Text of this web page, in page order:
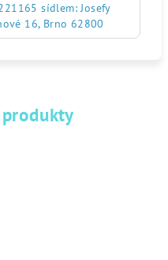
sídlem: Josefy
16, Brno 62800